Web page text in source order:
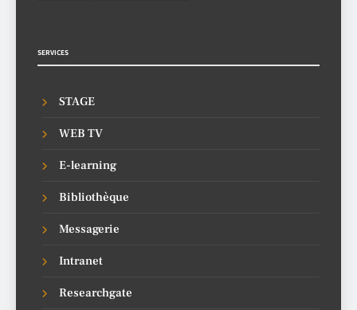
SERVICES
STAGE
WEB TV
E-learning
Bibliothèque
Messagerie
Intranet
Researchgate